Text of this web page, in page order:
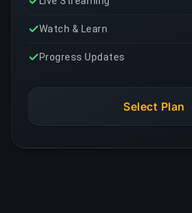
Watch & Learn
Progress Updates
Select Plan